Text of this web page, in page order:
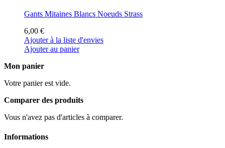
Gants Mitaines Blancs Noeuds Strass
6,00 €
Ajouter à la liste d'envies
Ajouter au panier
Mon panier
Votre panier est vide.
Comparer des produits
Vous n'avez pas d'articles à comparer.
Informations